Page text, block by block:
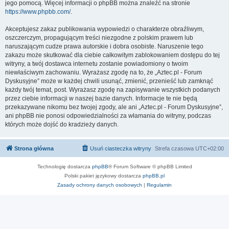
jego pomocą. Więcej informacji o phpBB można znaleźć na stronie
https://www.phpbb.com/.
Akceptujesz zakaz publikowania wypowiedzi o charakterze obraźliwym,
oszczerczym, propagującym treści niezgodne z polskim prawem lub
naruszającym cudze prawa autorskie i dobra osobiste. Naruszenie tego
zakazu może skutkować dla ciebie całkowitym zablokowaniem dostępu do tej
witryny, a twój dostawca internetu zostanie powiadomiony o twoim
niewłaściwym zachowaniu. Wyrażasz zgodę na to, że „Aztec.pl - Forum
Dyskusyjne” może w każdej chwili usunąć, zmienić, przenieść lub zamknąć
każdy twój temat, post. Wyrażasz zgodę na zapisywanie wszystkich podanych
przez ciebie informacji w naszej bazie danych. Informacje te nie będą
przekazywane nikomu bez twojej zgody, ale ani „Aztec.pl - Forum Dyskusyjne”,
ani phpBB nie ponosi odpowiedzialności za włamania do witryny, podczas
których może dojść do kradzieży danych.
Strona główna Strefa czasowa UTC+02:00
Usuń ciasteczka witryny
Technologię dostarcza phpBB® Forum Software © phpBB Limited
Polski pakiet językowy dostarcza phpBB.pl
Zasady ochrony danych osobowych | Regulamin